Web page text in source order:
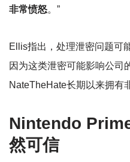
非常愤怒。”
Ellis指出，处理泄密问题可
因为这类泄密可能影响公司
NateTheHate长期以来拥有
Nintendo
然可信